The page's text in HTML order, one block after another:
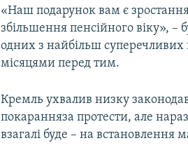
«Наш подарунок вам є
збільшення пенсійного віку»,
одних з найбільш суперечливих
місяцями перед тим.
Кремль ухвалив низку
покаранняза протести, але
взагалі буде – на встановлення